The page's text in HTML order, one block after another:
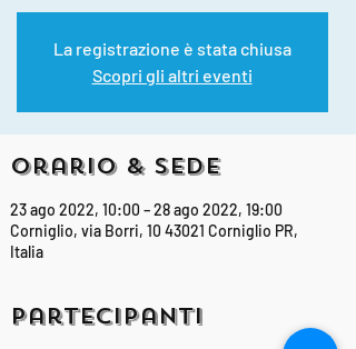
La registrazione è stata chiusa
Scopri gli altri eventi
Orario & Sede
23 ago 2022, 10:00 – 28 ago 2022, 19:00
Corniglio, via Borri, 10 43021 Corniglio PR,
Italia
Partecipanti